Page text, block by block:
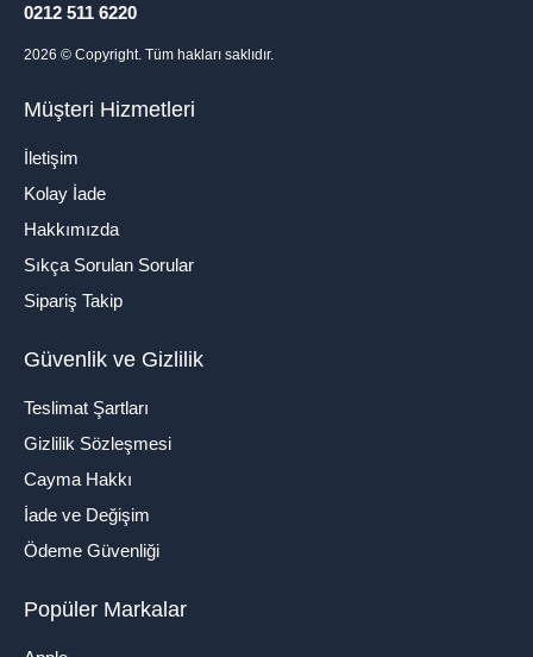
0212 511 6220
2026 © Copyright. Tüm hakları saklıdır.
Müşteri Hizmetleri
İletişim
Kolay İade
Hakkımızda
Sıkça Sorulan Sorular
Sipariş Takip
Güvenlik ve Gizlilik
Teslimat Şartları
Gizlilik Sözleşmesi
Cayma Hakkı
İade ve Değişim
Ödeme Güvenliği
Popüler Markalar